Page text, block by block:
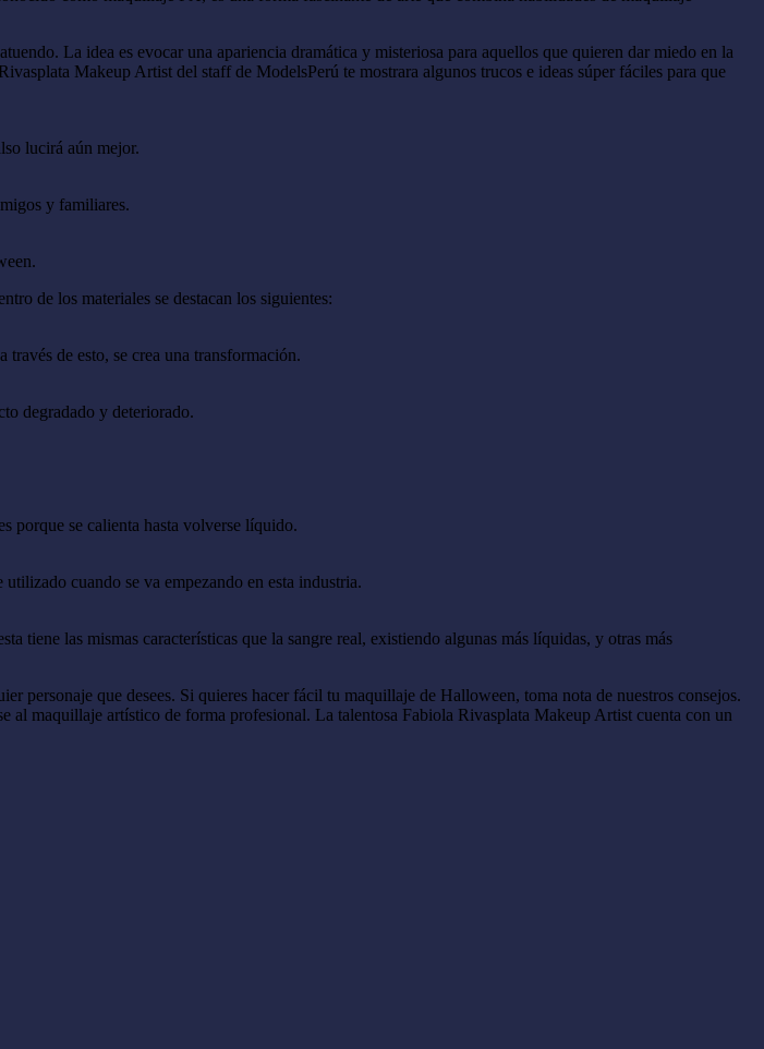
La idea es evocar una apariencia dramática y misteriosa para aquellos que quieren dar miedo en la
Makeup Artist del staff de ModelsPerú te mostrara algunos trucos e ideas súper fáciles para que
lucirá aún mejor.
y familiares.
de los materiales se destacan los siguientes:
través de esto, se crea una transformación.
degradado y deteriorado.
porque se calienta hasta volverse líquido.
cuando se va empezando en esta industria.
tiene las mismas características que la sangre real, existiendo algunas más líquidas, y otras más
personaje que desees. Si quieres hacer fácil tu maquillaje de Halloween, toma nota de nuestros consejos.
al maquillaje artístico de forma profesional. La talentosa Fabiola Rivasplata Makeup Artist cuenta con un